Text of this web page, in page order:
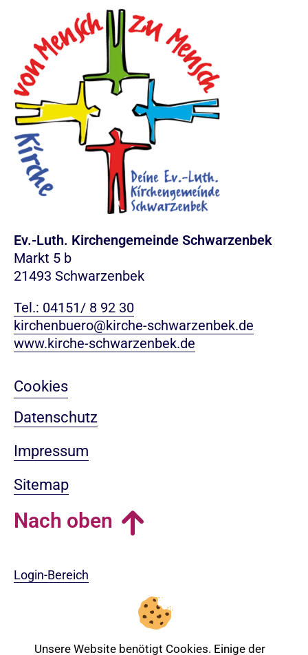
Ev.-Luth. Kirchengemeinde Schwarzenbek
Markt 5 b
21493 Schwarzenbek
Tel.: 04151/ 8 92 30
kirchenbuero@kirche-schwarzenbek.de
www.kirche-schwarzenbek.de
Cookies
Datenschutz
Impressum
Sitemap
Nach oben
Login-Bereich
Unsere Website benötigt Cookies. Einige der